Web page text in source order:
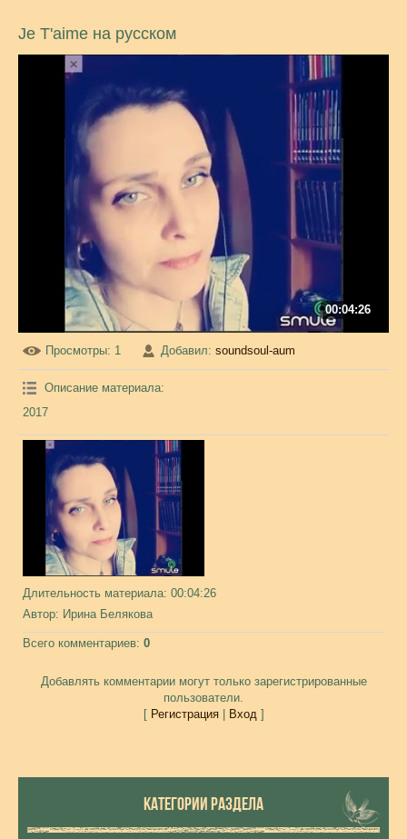
Je T'aime на русском
00:04:26
Просмотры: 1 Добавил: soundsoul-aum
Описание материала:
2017
Длительность материала: 00:04:26
Автор: Ирина Белякова
Всего комментариев: 0
Добавлять комментарии могут только зарегистрированные
пользователи.
[ Регистрация| Вход]
КАТЕГОРИИ РАЗДЕЛА